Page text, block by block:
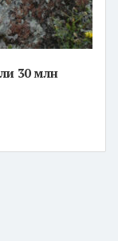
30 млн